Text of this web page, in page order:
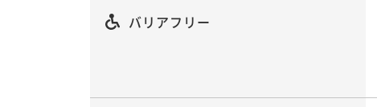
バリアフリー